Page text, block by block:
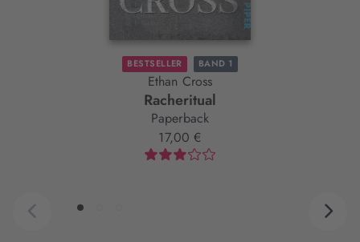
BESTSELLER BAND 1
Ethan Cross
Racheritual
Paperback
17,00 €